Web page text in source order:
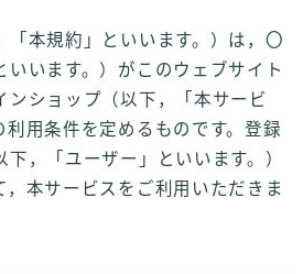
「本規約」といいます。）は，〇
いいます。）がこのウェブサイト
ンショップ（以下，「本サービ
利用条件を定めるものです。登録
，「ユーザー」といいます。）
，本サービスをご利用いただきま